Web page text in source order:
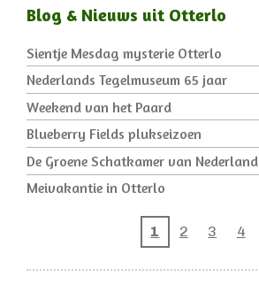
k
a
Blog & Nieuws uit Otterlo
Sientje Mesdag mysterie Otterlo
Nederlands Tegelmuseum 65 jaar
Weekend van het Paard
Blueberry Fields plukseizoen
De Groene Schatkamer van Nederland
Meivakantie in Otterlo
1 2 3 4